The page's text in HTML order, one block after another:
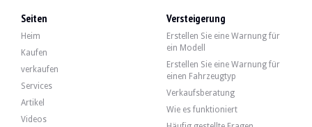
Seiten
Heim
Kaufen
verkaufen
Services
Artikel
Videos
Versteigerung
Erstellen Sie eine Warnung für
ein Modell
Erstellen Sie eine Warnung für
einen Fahrzeugtyp
Verkaufsberatung
Wie es funktioniert